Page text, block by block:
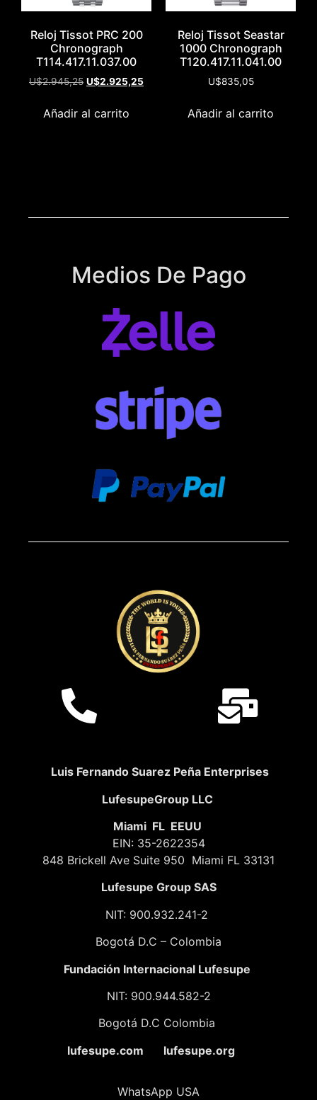
Reloj Tissot PRC 200
Chronograph
T114.417.11.037.00
U$2.945,25 U$2.925,25
Añadir al carrito
Reloj Tissot Seastar
1000 Chronograph
T120.417.11.041.00
U$835,05
Añadir al carrito
Medios De Pago
Luis Fernando Suarez Peña Enterprises
LufesupeGroup LLC
Miami FL EEUU
EIN: 35-2622354
848 Brickell Ave Suite 950 Miami FL 33131
Lufesupe Group SAS
NIT: 900.932.241-2
Bogotá D.C – Colombia
Fundación Internacional Lufesupe
NIT: 900.944.582-2
Bogotá D.C Colombia
lufesupe.com lufesupe.org
WhatsApp USA